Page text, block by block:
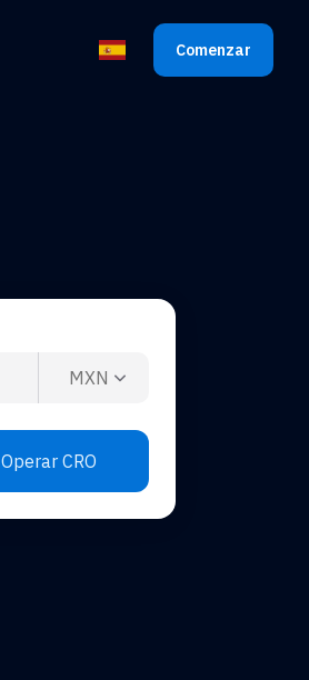
Seleccionar Idioma
Comenzar
MXN
Operar CRO